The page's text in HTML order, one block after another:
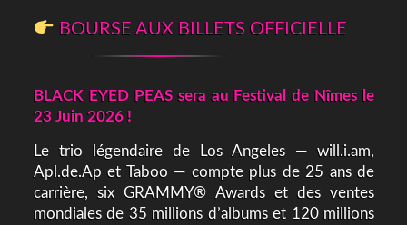
BOURSE AUX BILLETS OFFICIELLE
BLACK EYED PEAS sera au Festival de Nîmes le
23 Juin 2026 !
Le trio légendaire de Los Angeles — will.i.am,
Apl.de.Ap et Taboo — compte plus de 25 ans de
carrière, six GRAMMY® Awards et des ventes
mondiales de 35 millions d’albums et 120 millions